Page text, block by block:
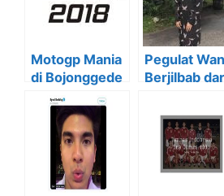
Motogp Mania
di Bojonggede
Catet nih
Jadwal
Lengkap
Motogp 2018
Pegulat
Berjilbab
(KENALAN
YUK)